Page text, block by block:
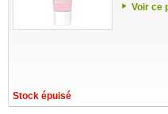
Voir ce
Stock épuisé